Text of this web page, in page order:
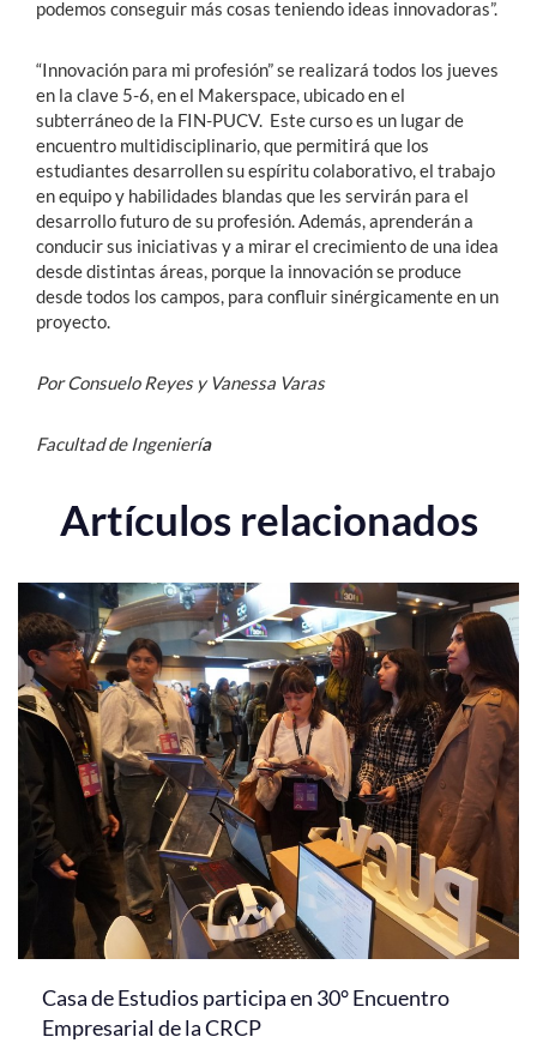
podemos conseguir más cosas teniendo ideas innovadoras”.
“Innovación para mi profesión” se realizará todos los jueves
en la clave 5-6, en el Makerspace, ubicado en el
subterráneo de la FIN-PUCV. Este curso es un lugar de
encuentro multidisciplinario, que permitirá que los
estudiantes desarrollen su espíritu colaborativo, el trabajo
en equipo y habilidades blandas que les servirán para el
desarrollo futuro de su profesión. Además, aprenderán a
conducir sus iniciativas y a mirar el crecimiento de una idea
desde distintas áreas, porque la innovación se produce
desde todos los campos, para confluir sinérgicamente en un
proyecto.
Por Consuelo Reyes y Vanessa Varas
Facultad de Ingeniería
Artículos relacionados
Casa de Estudios participa en 30° Encuentro
Empresarial de la CRCP